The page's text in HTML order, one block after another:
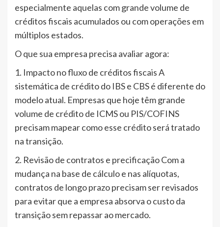
especialmente aquelas com grande volume de
créditos fiscais acumulados ou com operações em
múltiplos estados.
O que sua empresa precisa avaliar agora:
1. Impacto no fluxo de créditos fiscais A
sistemática de crédito do IBS e CBS é diferente do
modelo atual. Empresas que hoje têm grande
volume de crédito de ICMS ou PIS/COFINS
precisam mapear como esse crédito será tratado
na transição.
2. Revisão de contratos e precificação Com a
mudança na base de cálculo e nas alíquotas,
contratos de longo prazo precisam ser revisados
para evitar que a empresa absorva o custo da
transição sem repassar ao mercado.